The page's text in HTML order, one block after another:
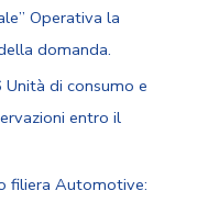
Operativa la
domanda.
Unità di consumo e
entro il
filiera Automotive: